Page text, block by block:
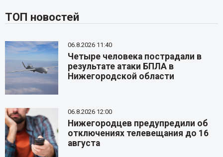
ТОП новостей
06.8.2026 11:40
Четыре человека пострадали в
результате атаки БПЛА в
Нижегородской области
06.8.2026 12:00
Нижегородцев предупредили об
отключениях телевещания до 16
августа